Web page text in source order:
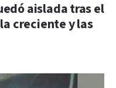
aislada tras el
creciente y las